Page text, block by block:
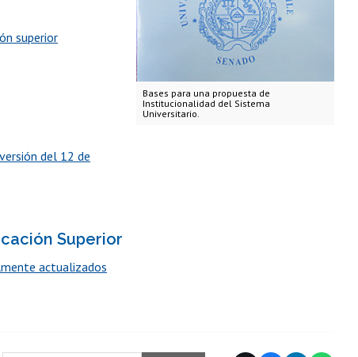
Bases para una propuesta de
Institucionalidad del Sistema
Universitario.
superior
del 12 de
Superior
actualizados